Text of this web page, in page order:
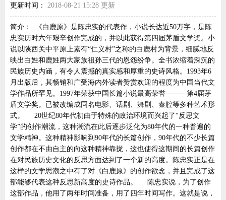
更新时间： 2018-08-21 15:28 更新
简介：
《白鹿原》是陈忠实的代表作，小说长达近50万字，是陈
忠实历时六年艰辛创作完成的，并以此获得第四届茅盾文学奖。小
说以陕西关中平原上素有“仁义村”之称的白鹿村为背景，细腻地反
映出白姓和鹿姓两大家族祖孙三代的恩怨纷争。全书浓缩着深沉的
民族历史内涵，有令人震撼的真实感和厚重的史诗风格。1993年6
月出版后，其畅销和广受海内外读者赞赏欢迎的程度为中国当代文
学作品所罕见。1997年荣获中国长篇小说最高荣誉———第4届茅
盾文学奖。已被改编成同名电影、话剧、舞剧、秦腔等多种艺术形
式。 20世纪80年代初由于特殊的政治环境而兴起了“反思文
学”的创作潮流，这种潮流在此后逐步泛化为80年代的一种普遍的
文学精神。这种精神影响到90年代的长篇创作，90年代的不少长篇
创作都在不由自主的向这种精神靠拢，这也使得这期间的长篇创作
在对民族历史文化的反思方面达到了一个新的高度。陈忠实正是在
这样的文学思潮之中有了对《白鹿原》的创作欲念，并且完成了这
部能够代表这种反思新高度的史诗作品。 陈忠实说，为了创作
这部作品，他用了两年时间准备，用了四年时间写作。这就是说，